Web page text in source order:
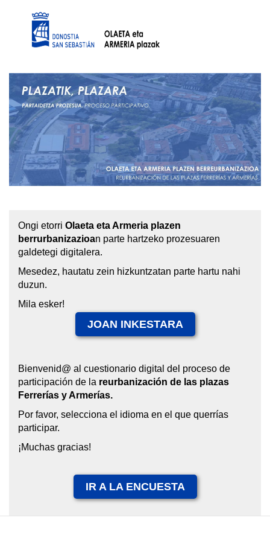
Ongi etorri Olaeta eta Armeria plazen
berrurbanizazioan parte hartzeko prozesuaren
galdetegi digitalera.
Mesedez, hautatu zein hizkuntzatan parte hartu nahi
duzun.
Mila esker!
JOAN INKESTARA
Bienvenid@ al cuestionario digital del proceso de
participación de la reurbanización de las plazas
Ferrerías y Armerías.
Por favor, selecciona el idioma en el que querrías
participar.
¡Muchas gracias!
IR A LA ENCUESTA